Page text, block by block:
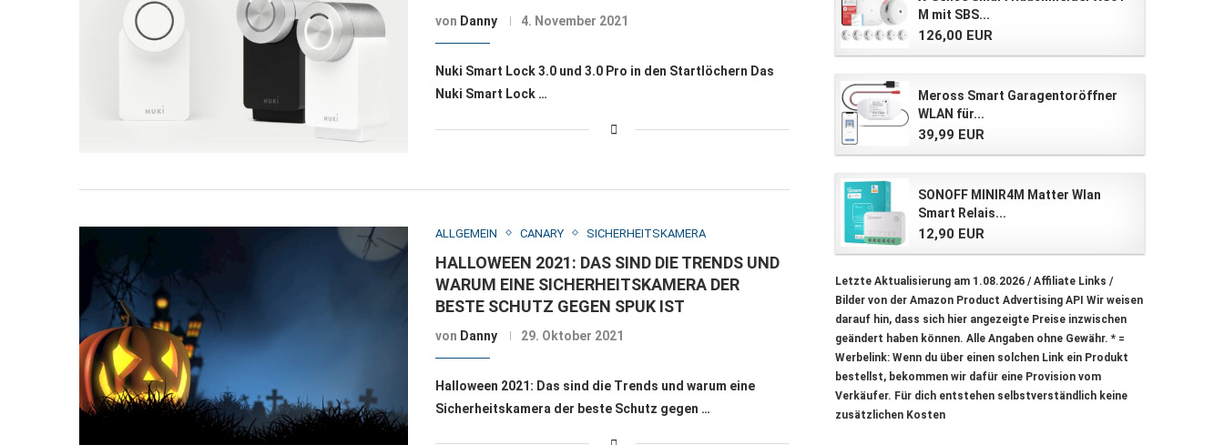
von Danny 4. November 2021
Nuki Smart Lock 3.0 und 3.0 Pro in den Startlöchern Das
Nuki Smart Lock …
ALLGEMEIN CANARY SICHERHEITSKAMERA
HALLOWEEN 2021: DAS SIND DIE TRENDS UND
WARUM EINE SICHERHEITSKAMERA DER
BESTE SCHUTZ GEGEN SPUK IST
von Danny 29. Oktober 2021
Halloween 2021: Das sind die Trends und warum eine
Sicherheitskamera der beste Schutz gegen …
M mit SBS...
126,00 EUR
Meross Smart Garagentoröffner
WLAN für...
39,99 EUR
SONOFF MINIR4M Matter Wlan
Smart Relais...
12,90 EUR
Letzte Aktualisierung am 1.08.2026 / Affiliate Links /
Bilder von der Amazon Product Advertising API Wir weisen
darauf hin, dass sich hier angezeigte Preise inzwischen
geändert haben können. Alle Angaben ohne Gewähr. * =
Werbelink: Wenn du über einen solchen Link ein Produkt
bestellst, bekommen wir dafür eine Provision vom
Verkäufer. Für dich entstehen selbstverständlich keine
zusätzlichen Kosten